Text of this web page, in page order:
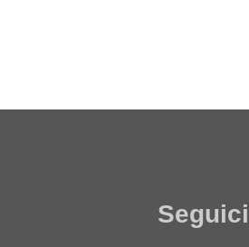
Seguici